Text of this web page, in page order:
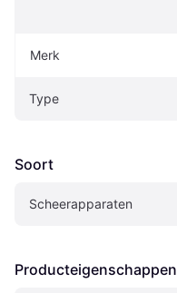
Merk
Type
Soort
Scheerapparaten
Producteigenschappen